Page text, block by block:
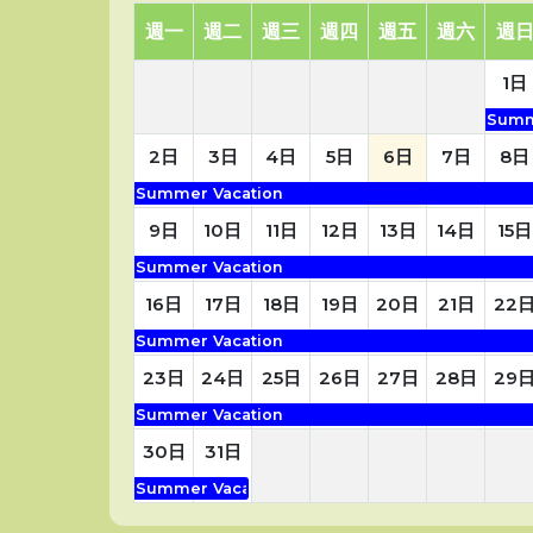
12名畢業生入讀醫學院
週一 週二 週三 週四 週五 週六 週日
1日
2日 3日 4日 5日 6日 7日 8日
Summer Vacation
9日 10日 11日 12日 13日 14日 15日
Summer Vacation
16日 17日 18日 19日 20日 21日 22日
Summer Vacation
23日 24日 25日 26日 27日 28日 29日
Summer Vacation
30日 31日
Summer Vacation